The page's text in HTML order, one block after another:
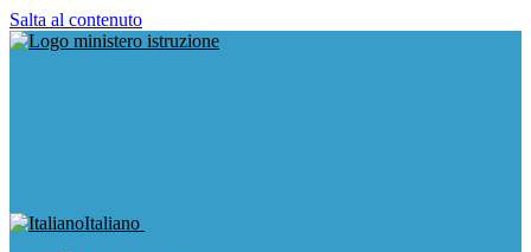
Salta al contenuto
Italiano